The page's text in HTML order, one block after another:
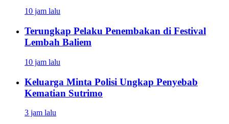
10 jam lalu
Terungkap Pelaku Penembakan di Festival
Lembah Baliem
10 jam lalu
Keluarga Minta Polisi Ungkap Penyebab
Kematian Sutrimo
3 jam lalu